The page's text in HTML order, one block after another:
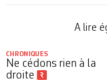
A lire
CHRONIQUES
Ne cédons rien à la
droite